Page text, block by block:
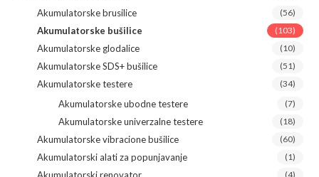
Akumulatorske brusilice (56)
Akumulatorske bušilice (103)
Akumulatorske glodalice (10)
Akumulatorske SDS+ bušilice (51)
Akumulatorske testere (34)
Akumulatorske ubodne testere (7)
Akumulatorske univerzalne testere (18)
Akumulatorske vibracione bušilice (60)
Akumulatorski alati za popunjavanje (1)
(4)